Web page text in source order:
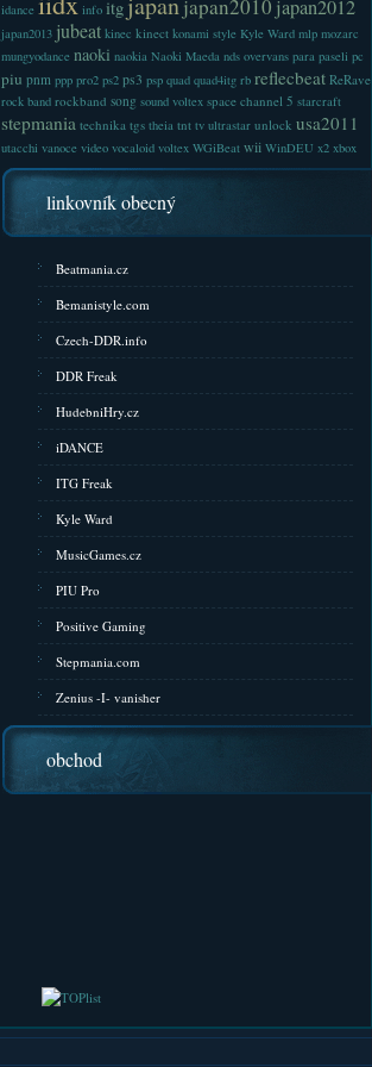
idance
info itg japan2010 japan2012
japan2013 jubeat kinec kinect konami style Kyle Ward mlp mozarc
mungyodance naoki naokia Naoki Maeda nds overvans para paseli pc
piu pnm ppp pro2 ps2 ps3 psp quad quad4itg rb reflecbeat ReRave
rock band rockband song sound voltex space channel 5 starcraft
stepmania technika tgs theia tnt tv ultrastar unlock usa2011
utacchi vanoce video vocaloid voltex WGiBeat wii WinDEU x2 xbox
linkovník obecný
Beatmania.cz
Bemanistyle.com
Czech-DDR.info
DDR Freak
HudebniHry.cz
iDANCE
ITG Freak
Kyle Ward
MusicGames.cz
PIU Pro
Positive Gaming
Stepmania.com
Zenius -I- vanisher
obchod